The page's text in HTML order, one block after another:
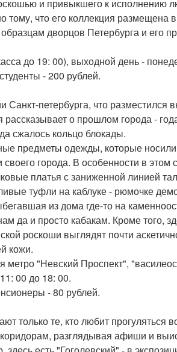
и привыкшего к исполнению
тому, что его коллекция
дворцов Петербурга и его
до 19: 00), выходной день -
- 200 рублей.
Санкт-петербурга, что разместился
о прошлом города -
сжалось кольцо блокады.
предметы одежды, которые
города. В особенности в
платья с заниженной линией
туфли на каблуке - рюмочке
из дома где-то на
да и просто кабакам. Кроме того,
роскоши выглядят почти
кожи.
метро "Невский Проспект",
00 до 18: 00.
- 80 рублей.
только те, кто любит прогуляться
разглядывая афиши и